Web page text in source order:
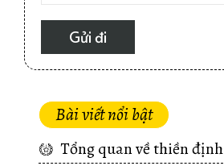
Bài viết nổi bật
Tổng quan về thiền định